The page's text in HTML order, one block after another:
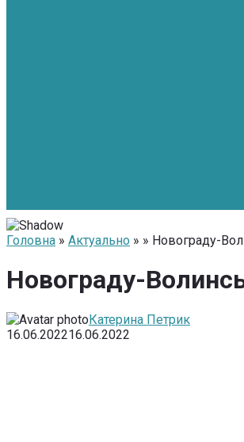
Головна » Актуально » » Новограду-
Новограду-
Катерина Петрик
16.06.202216.06.2022